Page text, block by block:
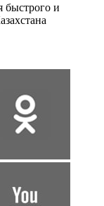
быстрого и